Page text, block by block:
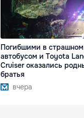
Погибшими в
автобусом и Toyota
Cruiser оказались
братья
вчера